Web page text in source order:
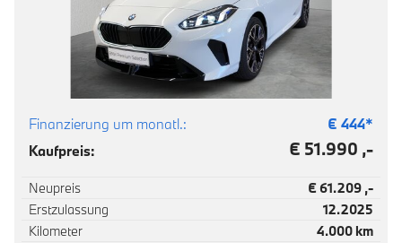
Finanzierung um monatl.: € 444*
Kaufpreis:
€ 51.990 ,-
Neupreis
€ 61.209 ,-
Erstzulassung
12.2025
Kilometer
4.000 km